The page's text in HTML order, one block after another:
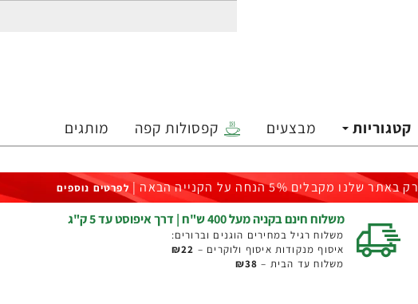
קטגוריות מבצעים קפסולות קפה מותגים
רק באתר שלנו מקבלים 5% הנחה על הקנייה הבאה | לפרטים נוספים
משלוח חינם בקניה מעל 400 ש"ח | דרך איפוסט עד 5 ק"ג
משלוח רגיל במחירים הוגנים וברורים:
איסוף מנקודות איסוף ולוקרים – ₪22
משלוח עד הבית – ₪38